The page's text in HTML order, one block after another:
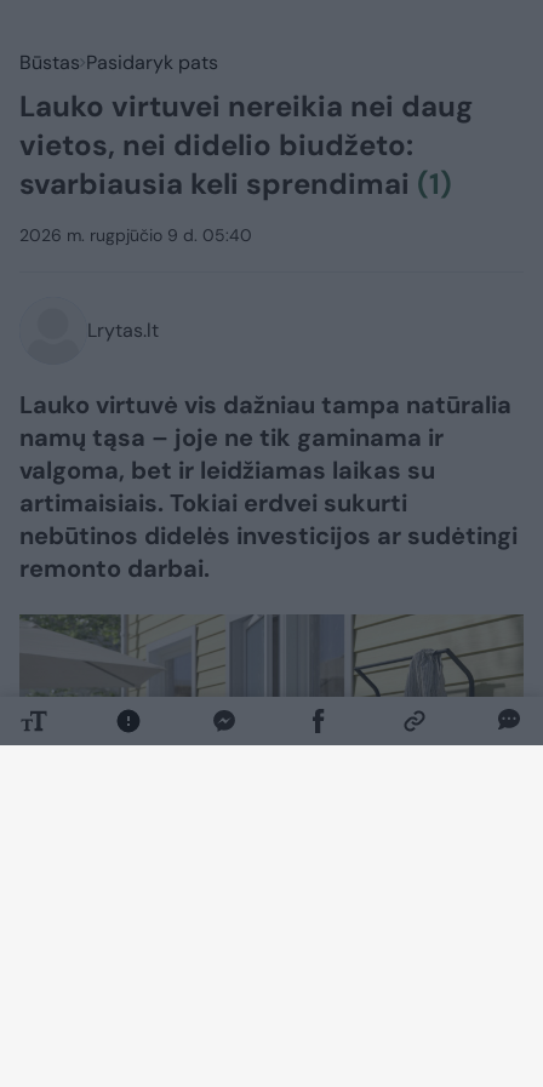
Būstas Pasidaryk pats
Lauko virtuvei nereikia nei daug
vietos, nei didelio biudžeto:
svarbiausia keli sprendimai (1)
2026 m. rugpjūčio 9 d. 05:40
Lrytas.lt
Lauko virtuvė vis dažniau tampa natūralia
namų tąsa – joje ne tik gaminama ir
valgoma, bet ir leidžiamas laikas su
artimaisiais. Tokiai erdvei sukurti
nebūtinos didelės investicijos ar sudėtingi
remonto darbai.